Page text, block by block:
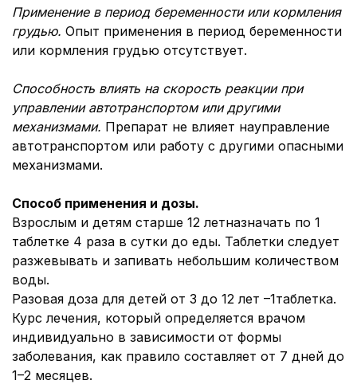
Применение в период беременности или кормления
грудью. Опыт применения в период беременности
или кормления грудью отсутствует.
Способность влиять на скорость реакции при
управлении автотранспортом или другими
механизмами. Препарат не влияет науправление
автотранспортом или работу с другими опасными
механизмами.
Способ применения и дозы.
Взрослым и детям старше 12 летназначать по 1
таблетке 4 раза в сутки до еды. Таблетки следует
разжевывать и запивать небольшим количеством
воды.
Разовая доза для детей от 3 до 12 лет –1таблетка.
Курс лечения, который определяется врачом
индивидуально в зависимости от формы
заболевания, как правило составляет от 7 дней до
1–2 месяцев.